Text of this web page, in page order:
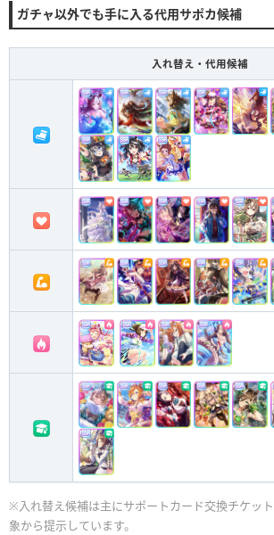
ガチャ以外でも手に入る代用サポカ候補
入れ替え・代用候補
※入れ替え候補は主にサポートカード交換チケッ
象から提示しています。